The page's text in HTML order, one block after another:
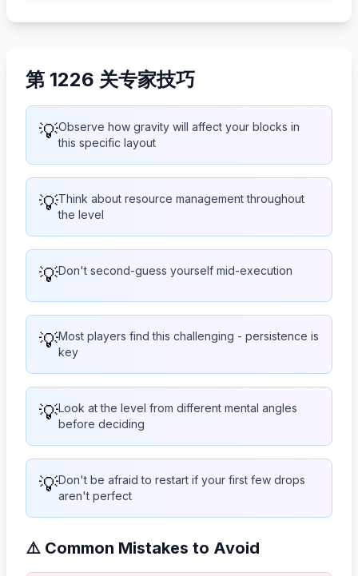
第 1226 关专家技巧
💡Observe how gravity will affect your blocks in
this specific layout
💡Think about resource management throughout
the level
💡Don't second-guess yourself mid-execution
💡Most players find this challenging - persistence is
key
💡Look at the level from different mental angles
before deciding
💡Don't be afraid to restart if your first few drops
aren't perfect
⚠️ Common Mistakes to Avoid